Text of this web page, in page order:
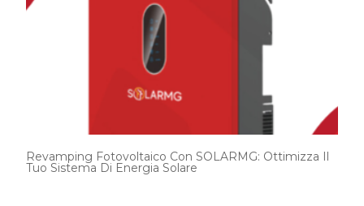
Revamping Fotovoltaico Con SOLARMG: Ottimizza Il
Tuo Sistema Di Energia Solare